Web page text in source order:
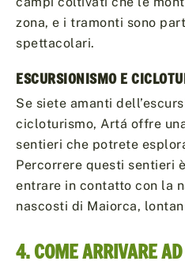
zona, e i tramonti sono
spettacolari.
ESCURSIONISMO E
Se siete amanti
cicloturismo, Artá offre
sentieri che potrete
Percorrere questi sentieri
entrare in contatto con la
nascosti di Maiorca,
4. COME ARRIVARE